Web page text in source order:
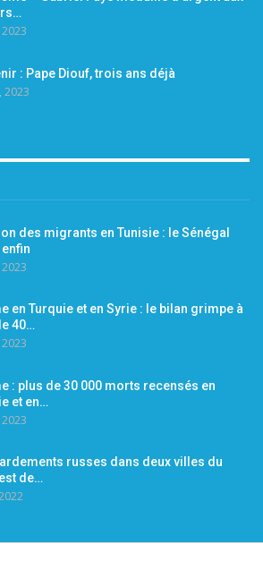
: Pape Diouf, trois ans déjà
2023
des migrants en Tunisie : le Sénégal
2023
en Turquie et en Syrie : le bilan grimpe à
40…
2023
: plus de 30 000 morts recensés en
et en…
2023
russes dans deux villes du
de…